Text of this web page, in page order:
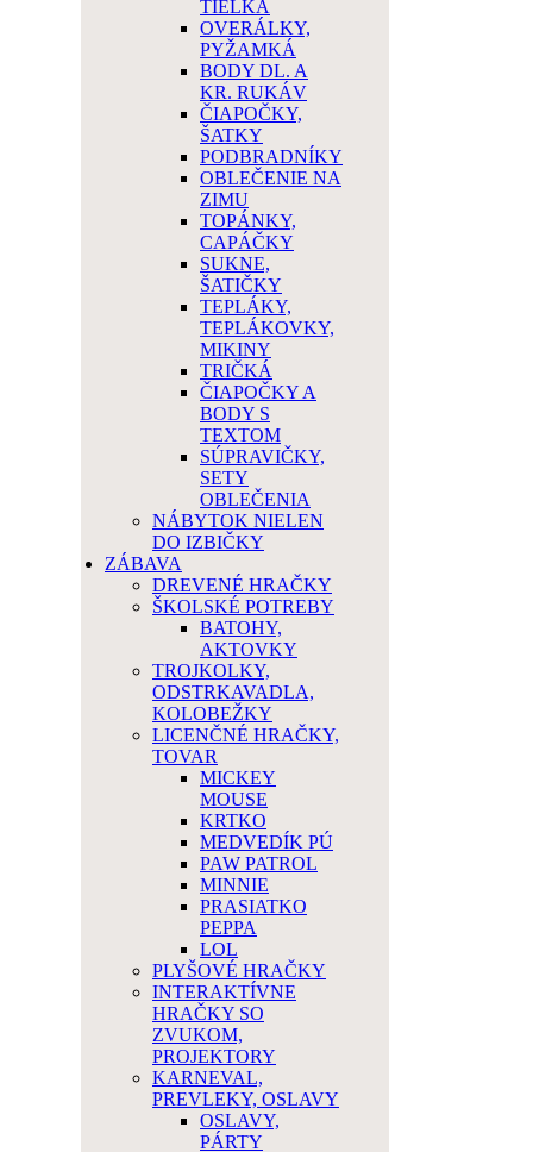
TIELKA
OVERÁLKY,
PYŽAMKÁ
BODY DL. A
KR. RUKÁV
ČIAPOČKY,
ŠATKY
PODBRADNÍKY
OBLEČENIE NA
ZIMU
TOPÁNKY,
CAPÁČKY
SUKNE,
ŠATIČKY
TEPLÁKY,
TEPLÁKOVKY,
MIKINY
TRIČKÁ
ČIAPOČKY A
BODY S
TEXTOM
SÚPRAVIČKY,
SETY
OBLEČENIA
NÁBYTOK NIELEN
DO IZBIČKY
ZÁBAVA
DREVENÉ HRAČKY
ŠKOLSKÉ POTREBY
BATOHY,
AKTOVKY
TROJKOLKY,
ODSTRKAVADLA,
KOLOBEŽKY
LICENČNÉ HRAČKY,
TOVAR
MICKEY
MOUSE
KRTKO
MEDVEDÍK PÚ
PAW PATROL
MINNIE
PRASIATKO
PEPPA
LOL
PLYŠOVÉ HRAČKY
INTERAKTÍVNE
HRAČKY SO
ZVUKOM,
PROJEKTORY
KARNEVAL,
PREVLEKY, OSLAVY
OSLAVY,
PÁRTY